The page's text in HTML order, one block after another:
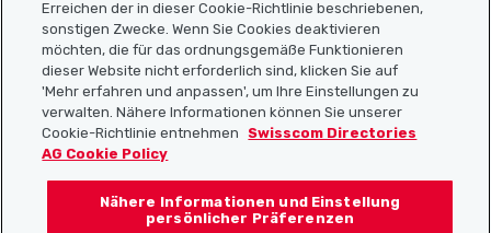
Nützliche Links
Localcities App herunterladen
Erreichen der in dieser Cookie-Richtlinie beschriebenen,
sonstigen Zwecke. Wenn Sie Cookies deaktivieren
möchten, die für das ordnungsgemäße Funktionieren
dieser Website nicht erforderlich sind, klicken Sie auf
'Mehr erfahren und anpassen', um Ihre Einstellungen zu
verwalten. Nähere Informationen können Sie unserer
Cookie-Richtlinie entnehmen
Swisscom Directories
AG Cookie Policy
Nähere Informationen und Einstellung
persönlicher Präferenzen